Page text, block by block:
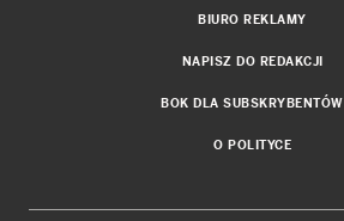
BIURO REKLAMY
NAPISZ DO REDAKCJI
BOK DLA SUBSKRYBENTÓW
O POLITYCE